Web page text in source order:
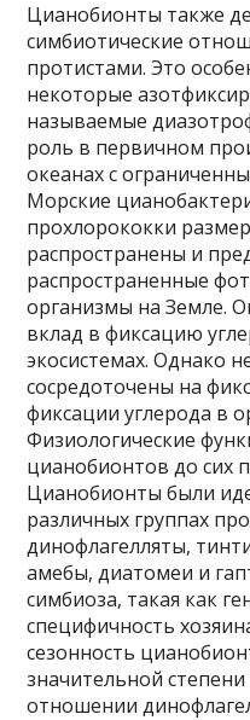
Цианобионты также
симбиотические
протистами. Это
некоторые
называемые
роль в первичном
океанах с
Морские
прохлорококки
распространены и
распространенные
организмы на Земле.
вклад в фиксацию
экосистемах. Однако
сосредоточены на
фиксации углерода в
Физиологические
цианобионтов до сих
Цианобионты были
различных группах
динофлагелляты,
амебы, диатомеи и
симбиоза, такая как
специфичность
сезонность
значительной
отношении